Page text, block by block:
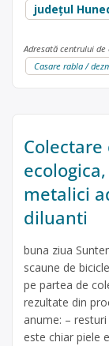
județul
Adresată centrului de
Casare rabla /
metalici
diluanti
buna ziua
scaune de
pe partea de
rezultate din
anume: –
este chiar piele